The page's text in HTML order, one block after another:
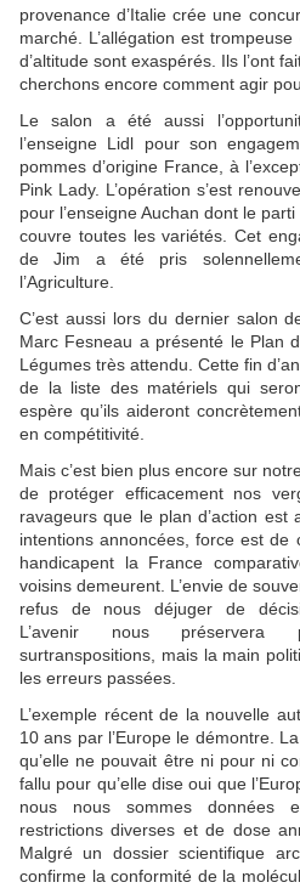
provenance d’Italie crée une
marché. L’allégation est
d’altitude sont exaspérés. Ils l’ont
cherchons encore comment agir
Le salon a été aussi
l’enseigne Lidl pour son
pommes d’origine France, à
Pink Lady. L’opération s’est
pour l’enseigne Auchan dont le
couvre toutes les variétés. Cet
de Jim a été pris
l’Agriculture.
C’est aussi lors du dernier salon
Marc Fesneau a présenté le Plan
Légumes très attendu. Cette fin
de la liste des matériels qui
espère qu’ils aideront
en compétitivité.
Mais c’est bien plus encore sur
de protéger efficacement nos
ravageurs que le plan d’action est
intentions annoncées, force est de
handicapent la France
voisins demeurent. L’envie de
refus de nous déjuger de
L’avenir nous préservera
surtranspositions, mais la main
les erreurs passées.
L’exemple récent de la nouvelle
10 ans par l’Europe le démontre.
qu’elle ne pouvait être ni pour ni
fallu pour qu’elle dise oui que
nous nous sommes données
restrictions diverses et de dose
Malgré un dossier scientifique
confirme la conformité de la